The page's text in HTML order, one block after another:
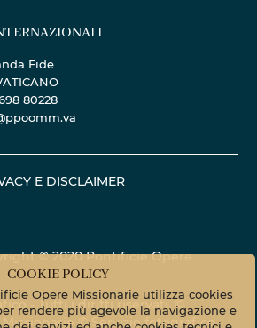
Fide
80228
E DISCLAIMER
© 2020 Pontificie Opere
- Tutti i diritti riservati. ©
© Servizio fotografico
COOKIE POLICY
Opere Missionarie utilizza cookies
rendere più agevole la navigazione e